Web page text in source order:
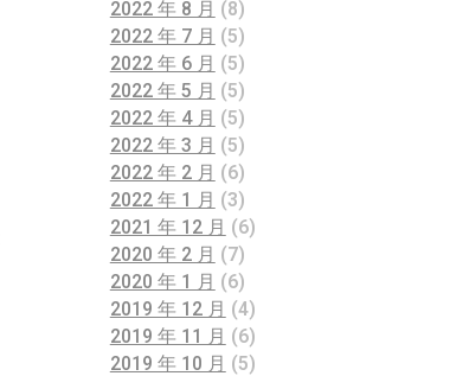
2022 年 8 月 (8)
2022 年 7 月 (5)
2022 年 6 月 (5)
2022 年 5 月 (5)
2022 年 4 月 (5)
2022 年 3 月 (5)
2022 年 2 月 (6)
2022 年 1 月 (3)
2021 年 12 月 (6)
2020 年 2 月 (7)
2020 年 1 月 (6)
2019 年 12 月 (4)
2019 年 11 月 (6)
2019 年 10 月 (5)